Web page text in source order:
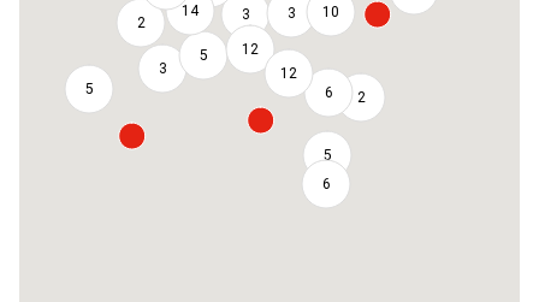
5
2
14
3
5
3
12
3
12
10
6
5
6
2